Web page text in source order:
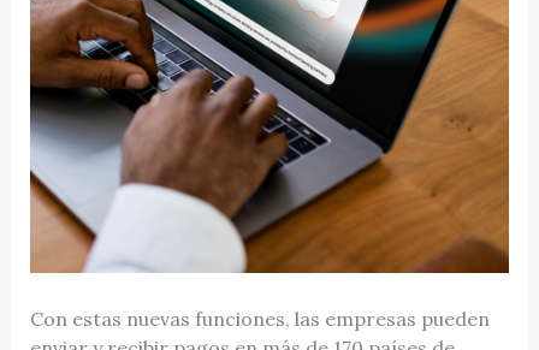
Con estas nuevas funciones, las empresas pueden